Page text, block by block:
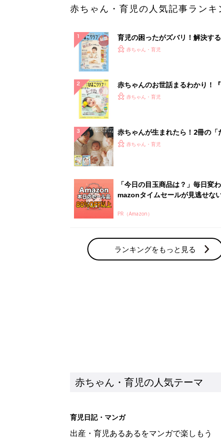
赤ちゃん・育児の人気記事ランキ
育児の困ったがズバリ！解決す
『ひよこクラブ 秋号』 4カ月
赤ちゃん・育児
赤ちゃんのお世話まるわかり！
てのひよこクラブ 夏号』〈巻頭
赤ちゃん・育児
赤ちゃんが生まれたら！2冊の「
ひよ」
赤ちゃん・育児
「今日の目玉商品は？」毎日変
mazonタイムセールが見逃せな
PR（Amazon）
ランキングをもっと見る
赤ちゃん・育児の人気テーマ
育児日記・マンガ
出産・育児あるあるをマンガで楽しもう